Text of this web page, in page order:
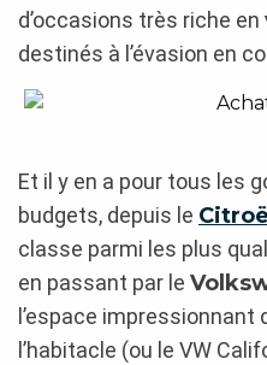
d’occasions très riche en
destinés à l’évasion en
Et il y en a pour tous les
budgets, depuis le
classe parmi les plus
en passant par le
l’espace impressionnant
l’habitacle (ou le VW